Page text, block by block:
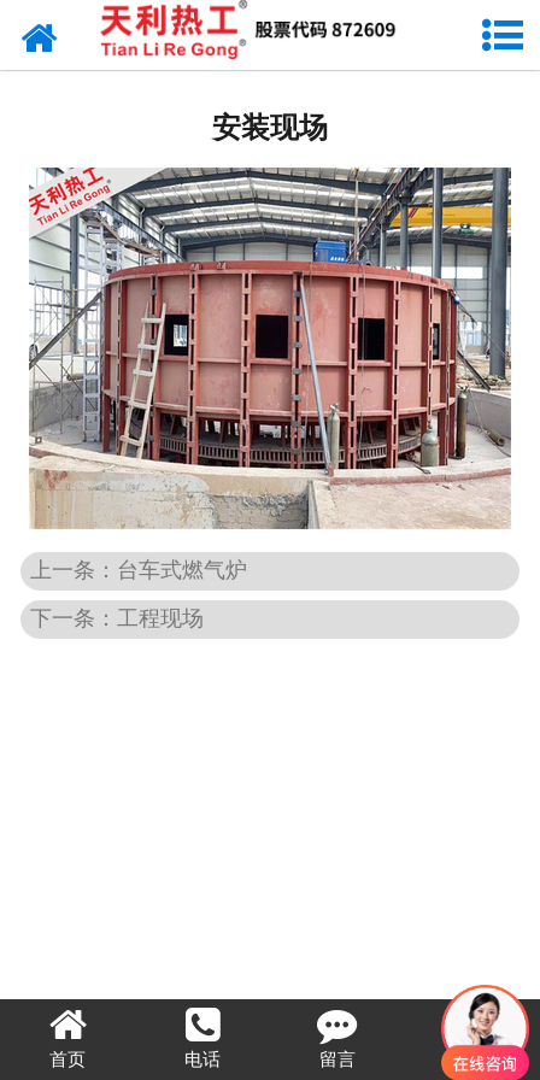
网站首页
井式热处理炉
热处理生产线
箱式/室式炉
铜、铝行业炉
工程现场
安装现场
上一条：台车式燃气炉
下一条：工程现场
首页 电话 留言 顶部